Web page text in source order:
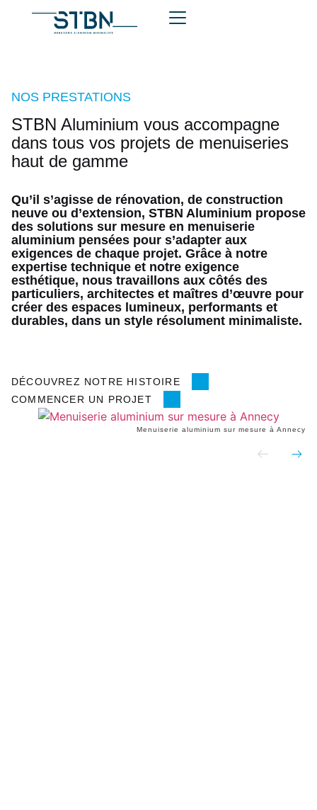
NOS PRESTATIONS
STBN Aluminium vous accompagne
dans tous vos projets de menuiseries
haut de gamme
Qu’il s’agisse de rénovation, de construction
neuve ou d’extension, STBN Aluminium propose
des solutions sur mesure en menuiserie
aluminium pensées pour s’adapter aux
exigences de chaque projet. Grâce à notre
expertise technique et notre exigence
esthétique, nous travaillons aux côtés des
particuliers, architectes et maîtres d’œuvre pour
créer des espaces lumineux, performants et
durables, dans un style résolument minimaliste.
DÉCOUVREZ NOTRE HISTOIRE
COMMENCER UN PROJET
Menuiserie aluminium sur mesure à Annecy